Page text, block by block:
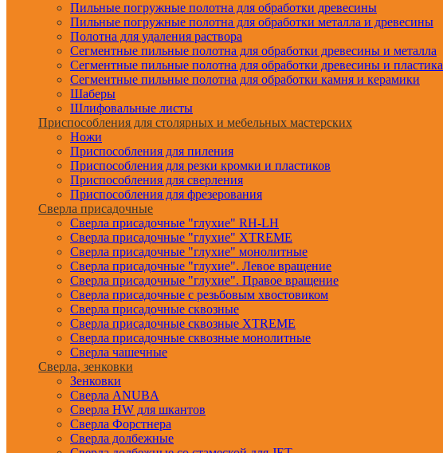
Пильные погружные полотна для обработки древесины
Пильные погружные полотна для обработки металла и древесины
Полотна для удаления раствора
Сегментные пильные полотна для обработки древесины и металла
Сегментные пильные полотна для обработки древесины и пластика
Сегментные пильные полотна для обработки камня и керамики
Шаберы
Шлифовальные листы
Приспособления для столярных и мебельных мастерских
Ножи
Приспособления для пиления
Приспособления для резки кромки и пластиков
Приспособления для сверления
Приспособления для фрезерования
Сверла присадочные
Сверла присадочные "глухие" RH-LH
Сверла присадочные "глухие" XTREME
Сверла присадочные "глухие" монолитные
Сверла присадочные "глухие". Левое вращение
Сверла присадочные "глухие". Правое вращение
Сверла присадочные с резьбовым хвостовиком
Сверла присадочные сквозные
Сверла присадочные сквозные XTREME
Сверла присадочные сквозные монолитные
Сверла чашечные
Сверла, зенковки
Зенковки
Сверла ANUBA
Сверла HW для шкантов
Сверла Форстнера
Сверла долбежные